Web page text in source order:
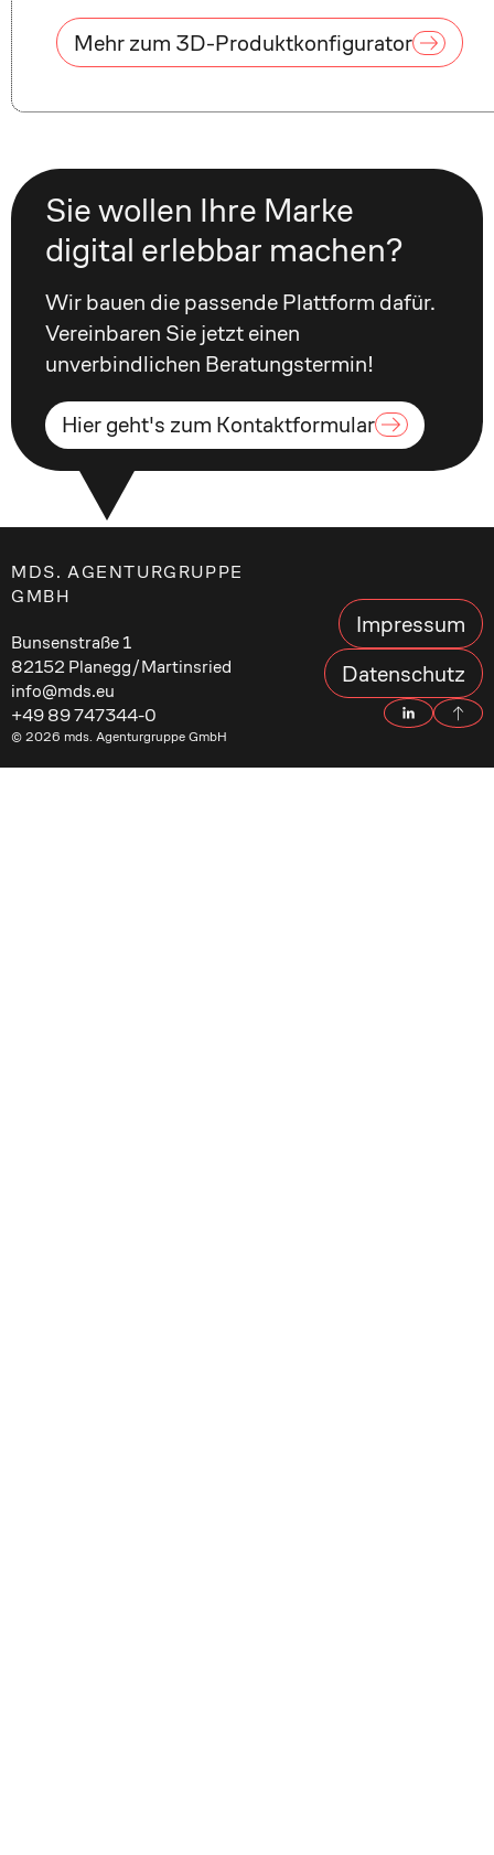
Mehr zum 3D-Produktkonfigurator
Sie wollen Ihre Marke
digital erlebbar machen?
Wir bauen die passende Plattform dafür.
Vereinbaren Sie jetzt einen
unverbindlichen Beratungstermin!
Hier geht's zum Kontaktformular
MDS. AGENTURGRUPPE
GMBH
Bunsenstraße 1
82152 Planegg/Martinsried
info@mds.eu
+49 89 747344-0
Impressum
Datenschutz
© 2026 mds. Agenturgruppe GmbH